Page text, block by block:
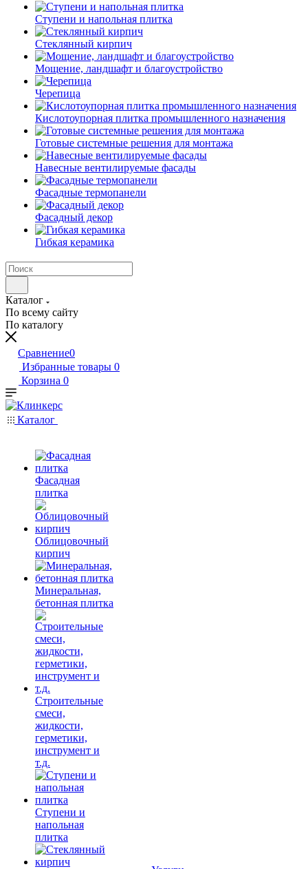
Ступени и напольная плитка
Cтеклянный кирпич
Мощение, ландшафт и благоустройство
Черепица
Кислотоупорная плитка промышленного назначения
Готовые системные решения для монтажа
Навесные вентилируемые фасады
Фасадные термопанели
Фасадный декор
Гибкая керамика
Каталог
По всему сайту
По каталогу
Сравнение0
Избранные товары 0
Корзина 0
Каталог
Фасадная
плитка
Облицовочный
кирпич
Минеральная,
бетонная плитка
Строительные
смеси,
жидкости,
герметики,
инструмент и
т.д.
Ступени и
напольная
плитка